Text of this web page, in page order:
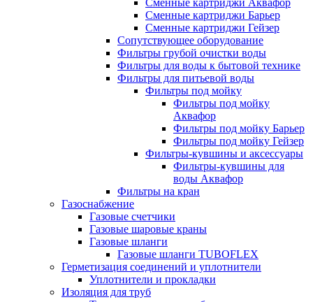
Сменные картриджи Аквафор
Сменные картриджи Барьер
Сменные картриджи Гейзер
Сопутствующее оборудование
Фильтры грубой очистки воды
Фильтры для воды к бытовой технике
Фильтры для питьевой воды
Фильтры под мойку
Фильтры под мойку
Аквафор
Фильтры под мойку Барьер
Фильтры под мойку Гейзер
Фильтры-кувшины и аксессуары
Фильтры-кувшины для
воды Аквафор
Фильтры на кран
Газоснабжение
Газовые счетчики
Газовые шаровые краны
Газовые шланги
Газовые шланги TUBOFLEX
Герметизация соединений и уплотнители
Уплотнители и прокладки
Изоляция для труб